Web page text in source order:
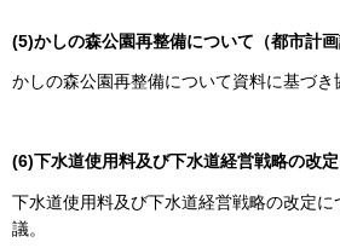
(5)かしの森公園再整備について（都市計画
かしの森公園再整備について資料に基づき
(6)下水道使用料及び下水道経営戦略の改定
下水道使用料及び下水道経営戦略の改定
議。